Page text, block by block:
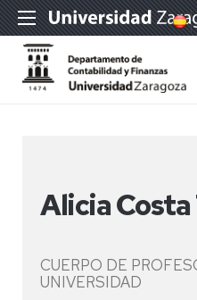
Alicia Costa
CUERPO DE
UNIVERSIDAD